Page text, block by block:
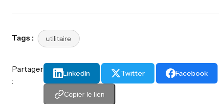
Tags : utilitaire
Partager
:
LinkedIn Twitter Facebook
Copier le lien